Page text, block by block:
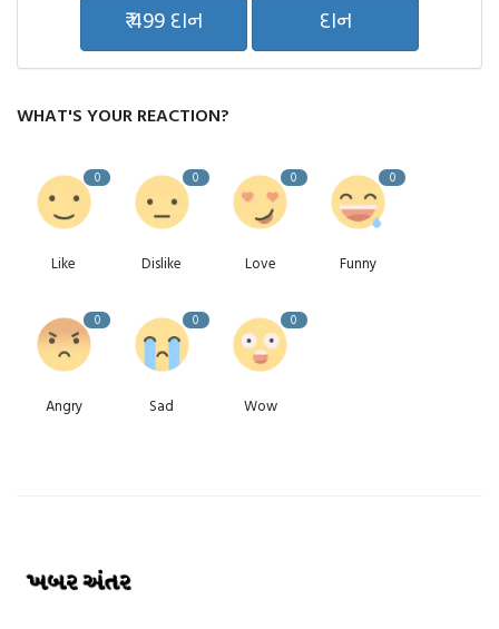
₹ 499 દાન
દાન
WHAT'S YOUR REACTION?
0
Like
0
Dislike
0
Love
0
Funny
0
Angry
0
Sad
0
Wow